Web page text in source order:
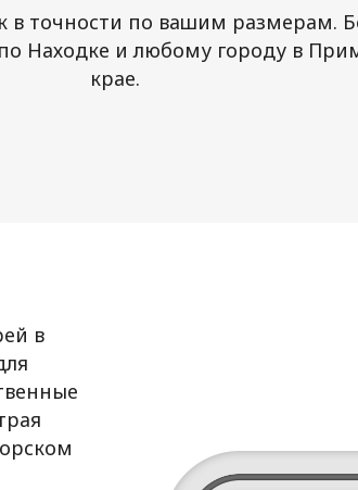
в точности по вашим размерам.
Находке и любому городу в
крае.
в